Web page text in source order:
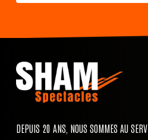
DEPUIS 20 ANS, NOUS SOMMES AU